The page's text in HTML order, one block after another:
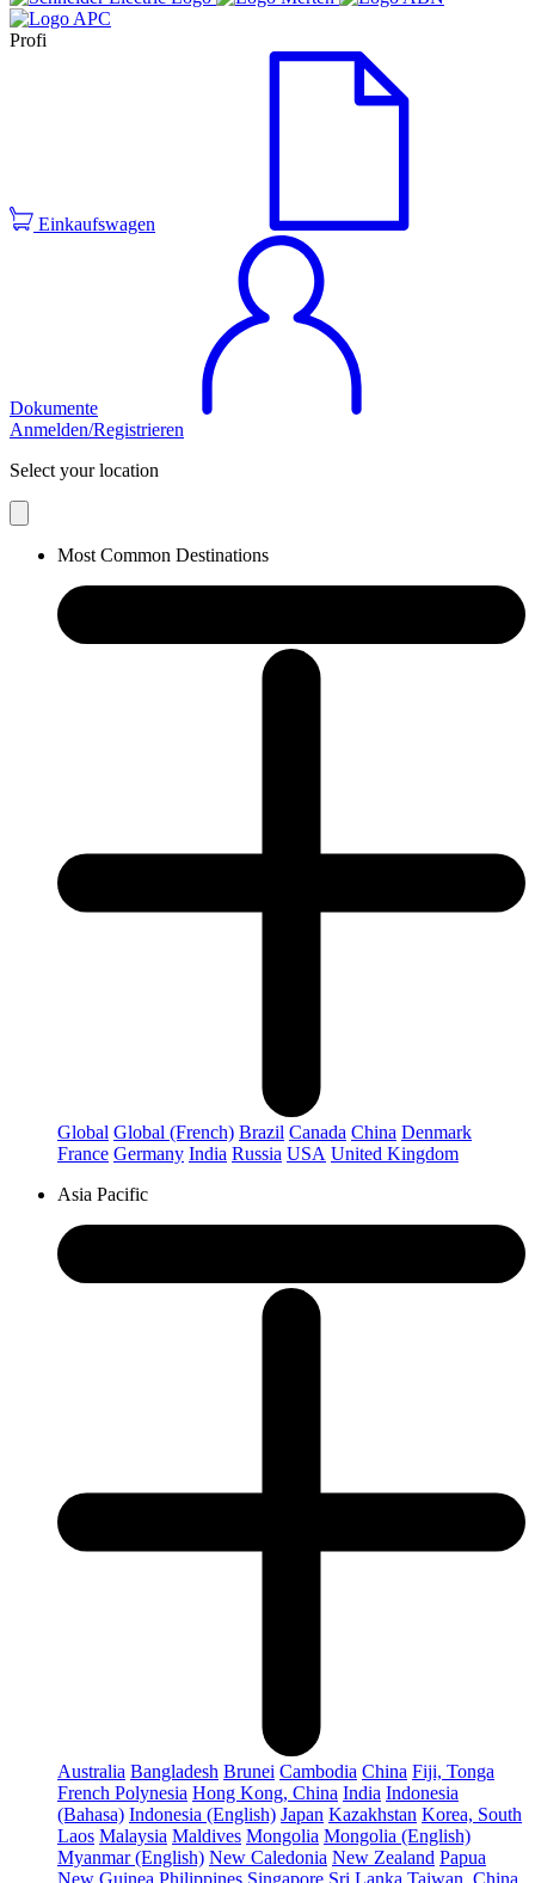
Profi
Einkaufswagen
Dokumente
Anmelden/Registrieren
Select your location
Most Common Destinations
Global Global (French) Brazil Canada China Denmark
France Germany India Russia USA United Kingdom
Asia Pacific
Australia Bangladesh Brunei Cambodia China Fiji, Tonga
French Polynesia Hong Kong, China India Indonesia
(Bahasa) Indonesia (English) Japan Kazakhstan Korea, South
Laos Malaysia Maldives Mongolia Mongolia (English)
Myanmar (English) New Caledonia New Zealand Papua
New Guinea Philippines Singapore Sri Lanka Taiwan, China